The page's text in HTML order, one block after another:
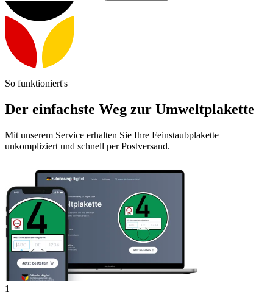
So funktioniert's
Der einfachste Weg zur Umweltplakette
Mit unserem Service erhalten Sie Ihre Feinstaubplakette
unkompliziert und schnell per Postversand.
1